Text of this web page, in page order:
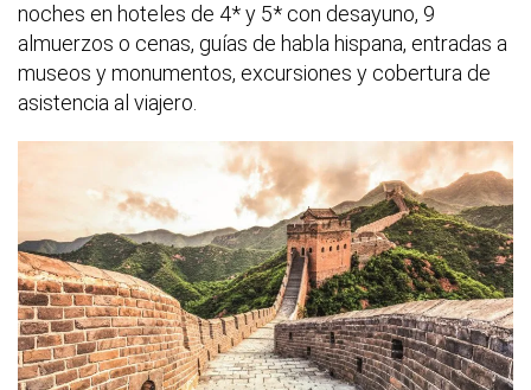
noches en hoteles de 4* y 5* con desayuno, 9
almuerzos o cenas, guías de habla hispana, entradas a
museos y monumentos, excursiones y cobertura de
asistencia al viajero.